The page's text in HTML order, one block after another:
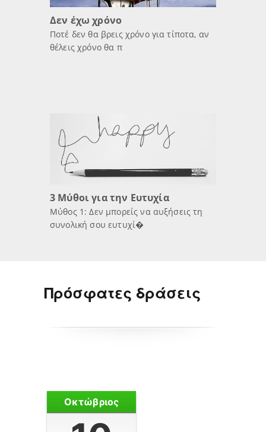
Δεν έχω χρόνο
Ποτέ δεν θα βρεις χρόνο για τίποτα, αν
θέλεις χρόνο θα π
3 Μύθοι για την Ευτυχία
Μύθος 1: Δεν μπορείς να αυξήσεις τη
συνολική σου ευτυχί�
Πρόσφατες δράσεις
Οκτώβριος